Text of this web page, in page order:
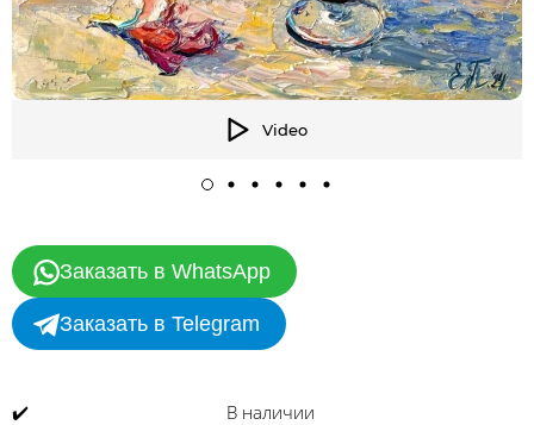
Video
Заказать в WhatsApp
Заказать в Telegram
✔️ В наличии